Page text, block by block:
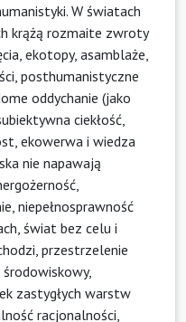
W światach
krążą rozmaite zwroty
ekotopy, asamblaże,
posthumanistyczne
oddychanie (jako
ciekłość,
ekowerwa i wiedza
nie napawają
niepełnosprawność
świat bez celu i
przestrzelenie
zastygłych warstw
racjonalności,